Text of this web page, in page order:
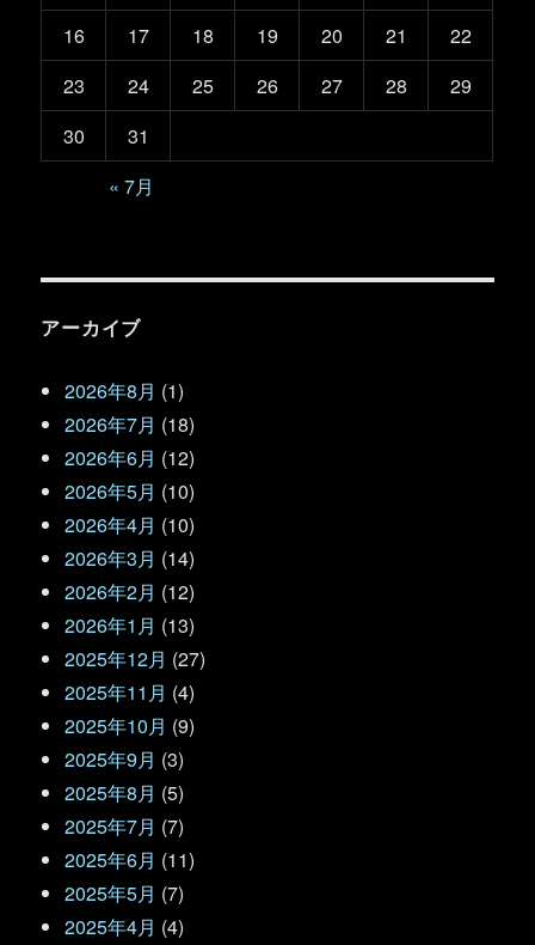
16 17 18 19 20 21
22
23
24 25 26 27 28
29
30
31
« 7月
アーカイブ
2026年8月 (1)
2026年7月 (18)
2026年6月 (12)
2026年5月 (10)
2026年4月 (10)
2026年3月 (14)
2026年2月 (12)
2026年1月 (13)
2025年12月 (27)
2025年11月 (4)
2025年10月 (9)
2025年9月 (3)
2025年8月 (5)
2025年7月 (7)
2025年6月 (11)
2025年5月 (7)
2025年4月 (4)